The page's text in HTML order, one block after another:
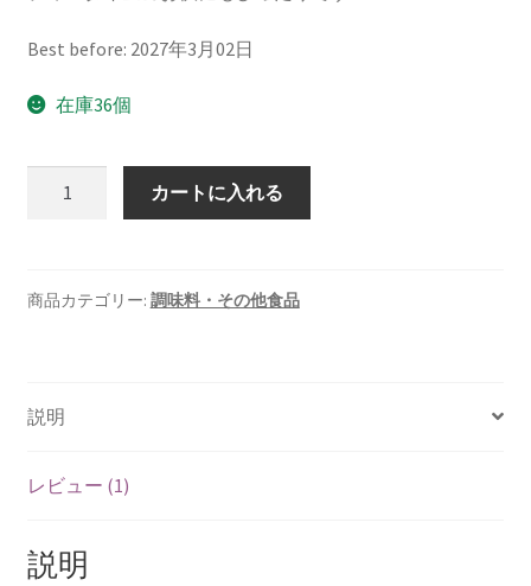
Best before: 2027年3月02日
在庫36個
カートに入れる
商品カテゴリー: 調味料・その他食品
説明
レビュー (1)
説明